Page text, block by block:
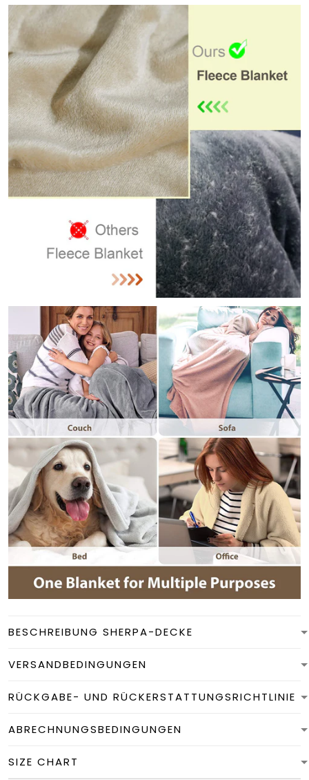
BESCHREIBUNG SHERPA-DECKE
VERSANDBEDINGUNGEN
RÜCKGABE- UND RÜCKERSTATTUNGSRICHTLINIE
ABRECHNUNGSBEDINGUNGEN
SIZE CHART